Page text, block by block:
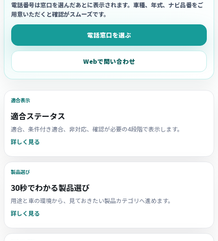
電話番号は窓口を選んだあとに表示されます。車種、年式、ナビ品番をご
用意いただくと確認がスムーズです。
電話窓口を選ぶ
Webで問い合わせ
適合表示
適合ステータス
適合、条件付き適合、非対応、確認が必要の4段階で表示します。
詳しく見る
製品選び
30秒でわかる製品選び
用途と車の環境から、見ておきたい製品カテゴリへ進めます。
詳しく見る